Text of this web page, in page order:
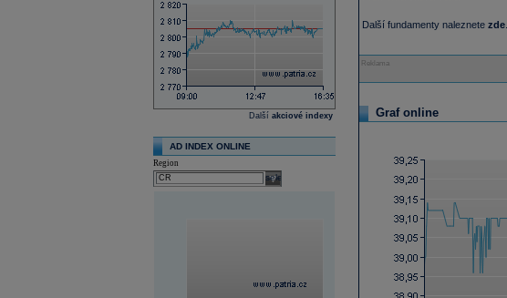
Další akciové indexy
AD INDEX ONLINE
Region
select
Další fundamenty naleznete zde.
Reklama
Graf online